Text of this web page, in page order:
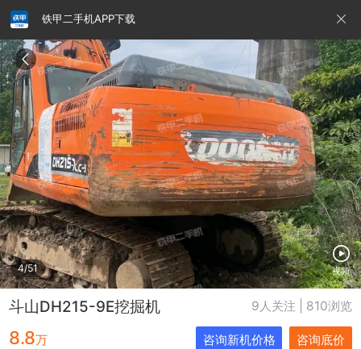
铁甲二手机APP下载
4/51 视频
斗山DH215-9E挖掘机 9人关注 | 810浏览
8.8万 咨询新机价格 咨询底价
请输入手机号
提
交
即
表
示
您
同
意
《隐
私
政
策》
铁甲龙总部 4000099032 认证经纪人